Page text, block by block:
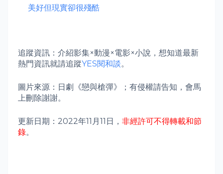
美好但現實卻很殘酷
追蹤資訊： 介紹影集×動漫×電影×小說，想知道最新
熱門資訊就請追蹤YES閱和談。
圖片來源： 日劇《戀與槍彈》；有侵權請告知，會馬
上刪除謝謝。
更新日期： 2022年11月11日， 非經許可不得轉載和節
錄。